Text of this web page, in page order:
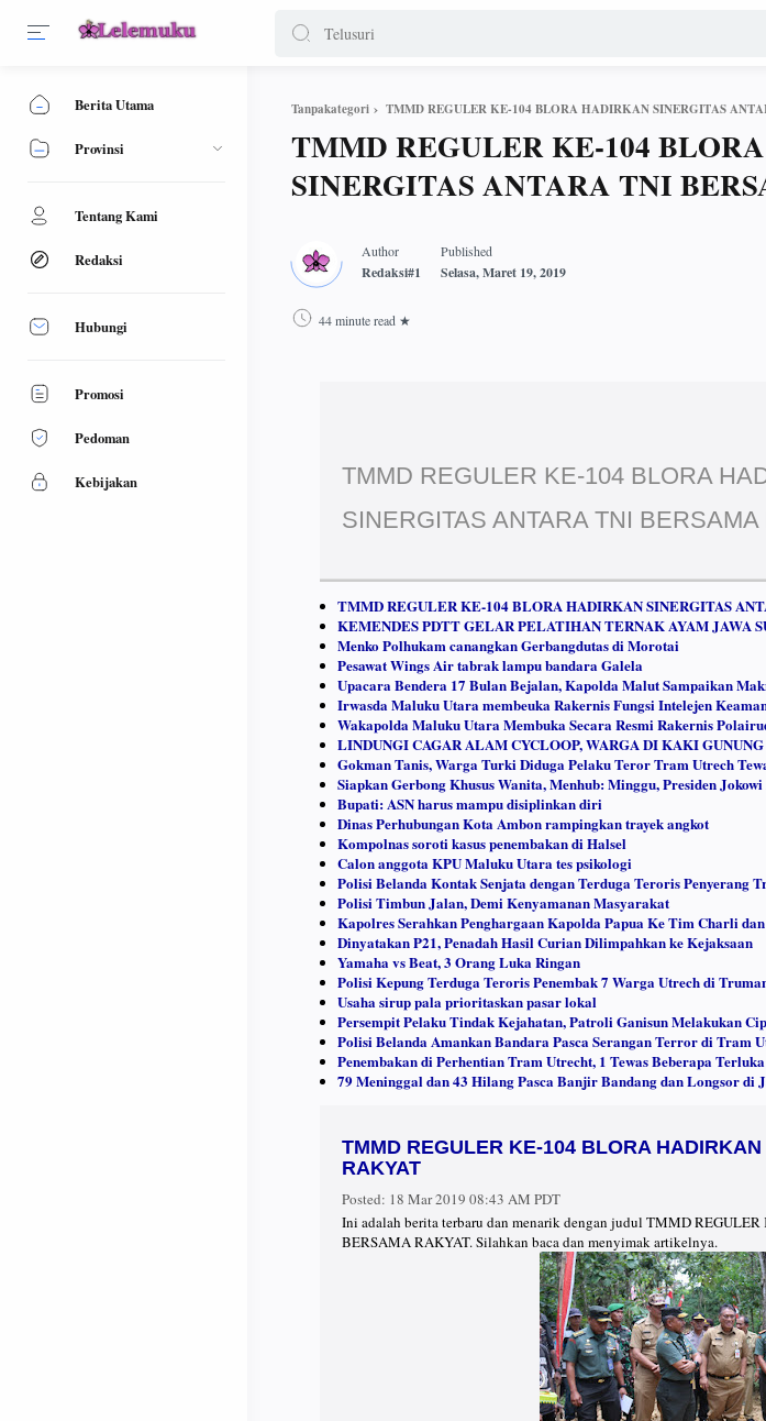
Tanpakategori TMMD REGULER KE-104 BLORA HADIRKAN SINERGITAS
TMMD REGULER KE-104
SINERGITAS ANTARA TNI
44 minute read
TMMD REGULER KE-104 BLORA
SINERGITAS ANTARA TNI BERSAMA
TMMD REGULER KE-104 BLORA HADIRKAN SINERGITAS
KEMENDES PDTT GELAR PELATIHAN TERNAK AYAM JAWA
Menko Polhukam canangkan Gerbangdutas di Morotai
Pesawat Wings Air tabrak lampu bandara Galela
Upacara Bendera 17 Bulan Bejalan, Kapolda Malut Sampaikan
Irwasda Maluku Utara membeuka Rakernis Fungsi Intelejen
Wakapolda Maluku Utara Membuka Secara Resmi Rakernis
LINDUNGI CAGAR ALAM CYCLOOP, WARGA DI KAKI
Gokman Tanis, Warga Turki Diduga Pelaku Teror Tram Utrech
Siapkan Gerbong Khusus Wanita, Menhub: Minggu, Presiden
Bupati: ASN harus mampu disiplinkan diri
Dinas Perhubungan Kota Ambon rampingkan trayek angkot
Kompolnas soroti kasus penembakan di Halsel
Calon anggota KPU Maluku Utara tes psikologi
Polisi Belanda Kontak Senjata dengan Terduga Teroris Penyerang
Polisi Timbun Jalan, Demi Kenyamanan Masyarakat
Kapolres Serahkan Penghargaan Kapolda Papua Ke Tim Charli
Dinyatakan P21, Penadah Hasil Curian Dilimpahkan ke Kejaksaan
Yamaha vs Beat, 3 Orang Luka Ringan
Polisi Kepung Terduga Teroris Penembak 7 Warga Utrech di
Usaha sirup pala prioritaskan pasar lokal
Persempit Pelaku Tindak Kejahatan, Patroli Ganisun Melakukan
Polisi Belanda Amankan Bandara Pasca Serangan Terror di Tram
Penembakan di Perhentian Tram Utrecht, 1 Tewas Beberapa Terluka
79 Meninggal dan 43 Hilang Pasca Banjir Bandang dan Longsor di
TMMD REGULER KE-104 BLORA
RAKYAT
Posted: 18 Mar 2019 08:43 AM PDT
Ini adalah berita terbaru dan menarik dengan judul TMMD
BERSAMA RAKYAT. Silahkan baca dan menyimak artikelnya.
Berita Utama
Provinsi
Tentang Kami
Redaksi
Hubungi
Promosi
Pedoman
Kebijakan